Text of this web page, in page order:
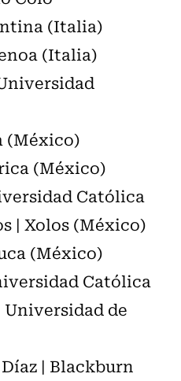
(Italia)
(Italia)
(México)
(México)
Católica
| Xolos (México)
(México)
Católica
Universidad de
| Blackburn